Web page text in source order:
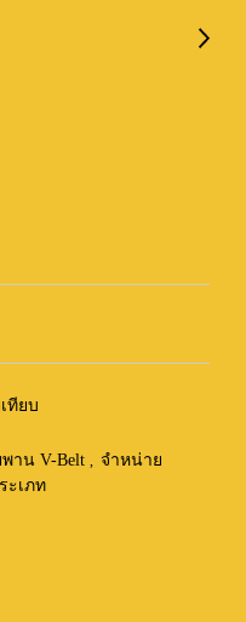
ทียบ
าน V-Belt , จำหน่าย
ะเภท